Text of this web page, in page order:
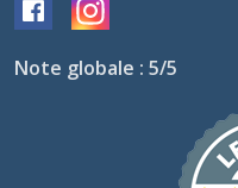
Note globale : 5/5